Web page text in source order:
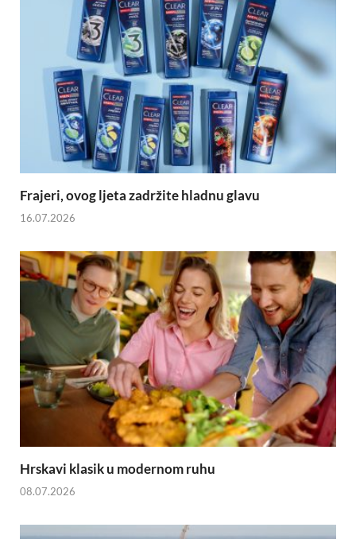
Frajeri, ovog ljeta zadržite hladnu glavu
16.07.2026
Hrskavi klasik u modernom ruhu
08.07.2026